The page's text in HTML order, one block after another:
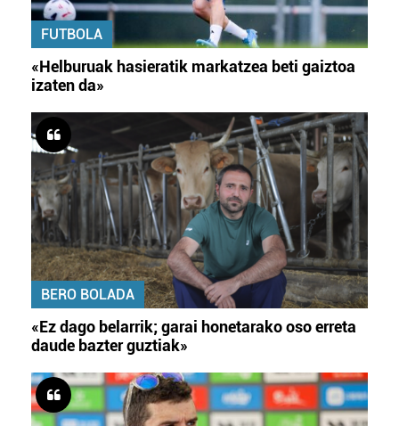
FUTBOLA
«Helburuak hasieratik markatzea beti gaiztoa
izaten da»
BERO BOLADA
«Ez dago belarrik; garai honetarako oso erreta
daude bazter guztiak»